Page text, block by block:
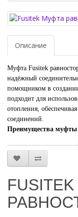
Описание
Муфта Fusitek
надёжный
помощником в
подходит для
отопления,
соединений.
Преимущества муфты
Прочность и
устойчивость к
системы.
Лёгкость
муфта легко